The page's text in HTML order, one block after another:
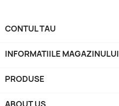
CONTUL TAU
INFORMATIILE MAGAZINULUI
PRODUSE
ABOUT US